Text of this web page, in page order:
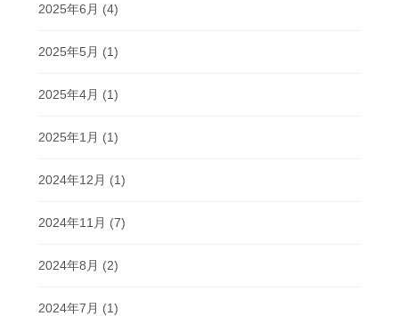
2025年6月 (4)
2025年5月 (1)
2025年4月 (1)
2025年1月 (1)
2024年12月 (1)
2024年11月 (7)
2024年8月 (2)
2024年7月 (1)